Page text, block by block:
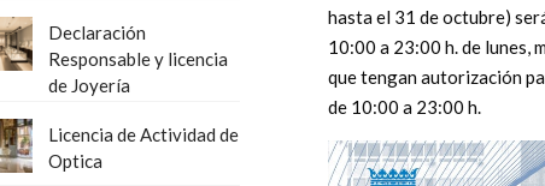
hasta el 31 de octubre)
10:00 a 23:00 h. de lunes,
que tengan autorización
de 10:00 a 23:00 h.
Declaración
Responsable y licencia
de Joyería
Licencia de Actividad de
Optica